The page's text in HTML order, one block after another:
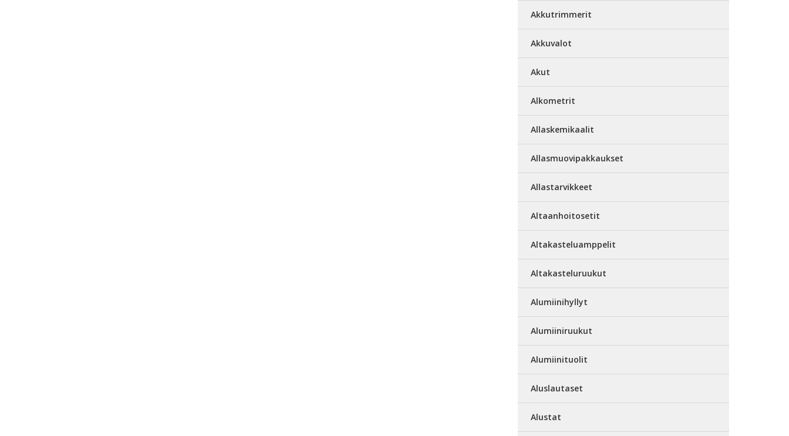
Akkutrimmerit
Akkuvalot
Akut
Alkometrit
Allaskemikaalit
Allasmuovipakkaukset
Allastarvikkeet
Altaanhoitosetit
Altakasteluamppelit
Altakasteluruukut
Alumiinihyllyt
Alumiiniruukut
Alumiinituolit
Aluslautaset
Alustat